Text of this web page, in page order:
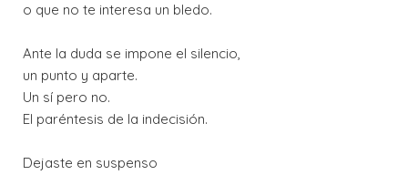
o que no te interesa un bledo.
Ante la duda se impone el silencio,
un punto y aparte.
Un sí pero no.
El paréntesis de la indecisión.
Dejaste en suspenso